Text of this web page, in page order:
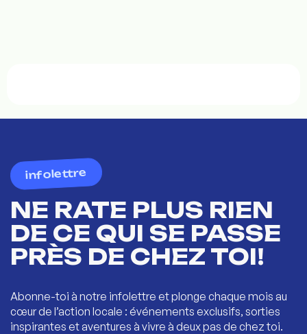
infolettre
NE RATE PLUS RIEN
DE CE QUI SE PASSE
PRÈS DE CHEZ TOI!
Abonne-toi à notre infolettre et plonge chaque mois au
cœur de l’action locale : événements exclusifs, sorties
inspirantes et aventures à vivre à deux pas de chez toi.